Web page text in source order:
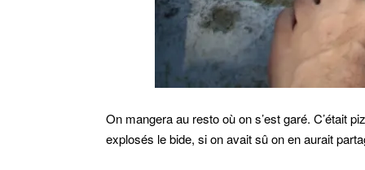
On mangera au resto où on s’est garé. C’était
explosés le bide, si on avait sû on en aurait